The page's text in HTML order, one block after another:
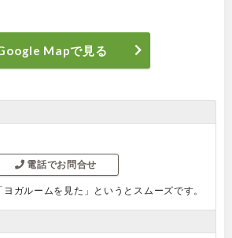
Mapで見る
電話でお問合せ
ガルームを見た」というとスムーズです。